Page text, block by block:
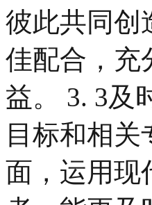
彼此共同创
佳配合，充
益。 3. 3及
目标和相
面，运用现